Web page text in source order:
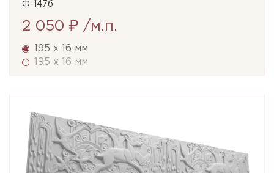
Ф-147б
2 050 ₽ /м.п.
195 x 16 мм
195 x 16 мм